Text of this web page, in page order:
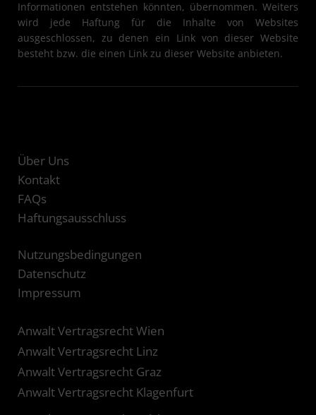
Informationen entstehen könnten, übernommen. Weiters
wird jede Haftung für die Inhalte von Websites
ausgeschlossen, zu denen ein Link von dieser Website
besteht bzw. die einen Link zu dieser Website anbieten.
Über Uns
Kontakt
FAQs
Haftungsausschluss
Nutzungsbedingungen
Datenschutz
Impressum
Anwalt Vertragsrecht Wien
Anwalt Vertragsrecht Linz
Anwalt Vertragsrecht Graz
Anwalt Vertragsrecht Klagenfurt